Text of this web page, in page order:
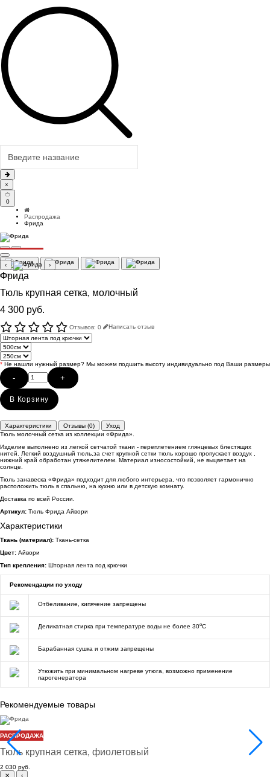
×
0
Распродажа
Фрида
РАСПРОДАЖА
‹ ›
Фрида
Тюль крупная сетка, молочный
4 300 руб.
Отзывов: 0 Написать отзыв
* Не нашли нужный размер? Мы можем подшить высоту индивидуально под Ваши размеры
- +
В Корзину
Характеристики Отзывы (0)
Уход
Тюль молочный сетка из коллекции «Фрида».
Изделие выполнено из легкой сетчатой ткани - переплетением глянцевых блестящих
нитей. Легкий воздушный тюль,за счет крупной сетки тюль хорошо пропускает воздух ,
нижний край обработан утяжелителем. Материал износостойкий, не выцветает на
солнце.
Тюль занавеска «Фрида» подходит для любого интерьера, что позволяет гармонично
расположить тюль в спальню, на кухню или в детскую комнату.
Доставка по всей России.
Артикул: Тюль Фрида Айвори
Характеристики
Ткань (материал): Ткань-сетка
Цвет: Айвори
Тип крепления: Шторная лента под крючки
Рекомендации по уходу
Отбеливание, кипячение запрещены
Деликатная стирка при температуре воды не более 30oC
Барабанная сушка и отжим запрещены
Утюжить при минимальном нагреве утюга, возможно применение
парогенератора
Рекомендуемые товары
РАСПРОДАЖА
Фрида
Тюль крупная сетка, фиолетовый
2 030 руб.
✕
‹